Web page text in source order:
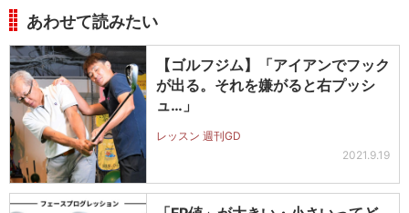
あわせて読みたい
【ゴルフジム】「アイアンでフック
が出る。それを嫌がると右プッシ
ュ…」
レッスン 週刊GD
2021.9.19